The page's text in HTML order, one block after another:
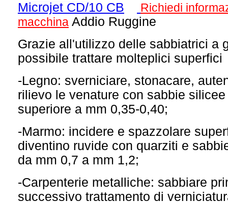
Richiedi
macchina Addio Ruggine
Grazie all'utilizzo delle sabbiatrici a
possibile trattare molteplici superfici
-Legno: sverniciare, stonacare,
rilievo le venature con sabbie
superiore a mm 0,35-0,40;
-Marmo: incidere e spazzolare
diventino ruvide con quarziti e
da mm 0,7 a mm 1,2;
-Carpenterie metalliche: sabbiare
successivo trattamento di